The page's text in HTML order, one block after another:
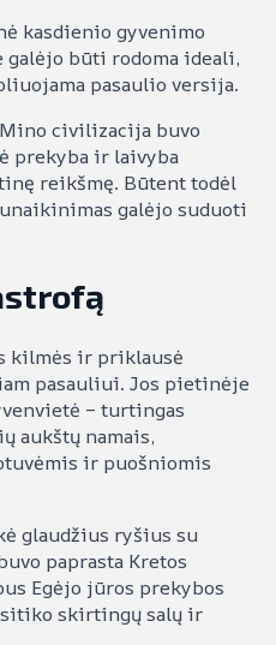
kasdienio gyvenimo
būti rodoma ideali,
pasaulio versija.
civilizacija buvo
prekyba ir laivyba
reikšmę. Būtent todėl
galėjo suduoti
kilmės ir priklausė
pasauliui. Jos pietinėje
– turtingas
aukštų namais,
ir puošniomis
glaudžius ryšius su
paprasta Kretos
Egėjo jūros prekybos
skirtingų salų ir